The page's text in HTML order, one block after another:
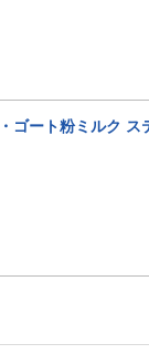
ゴート粉ミルク ス